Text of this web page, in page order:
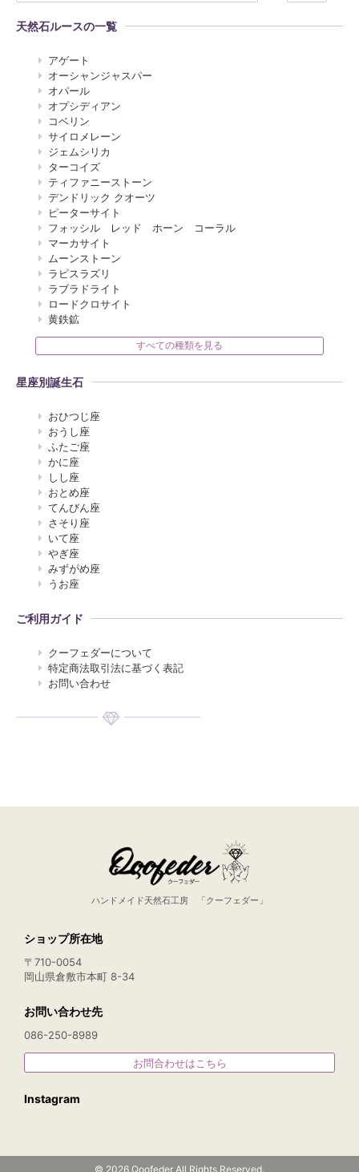
天然石ルースの一覧
アゲート
オーシャンジャスパー
オパール
オプシディアン
コベリン
サイロメレーン
ジェムシリカ
ターコイズ
ティファニーストーン
デンドリック クオーツ
ピーターサイト
フォッシル レッド ホーン コーラル
マーカサイト
ムーンストーン
ラピスラズリ
ラブラドライト
ロードクロサイト
黄鉄鉱
すべての種類を見る
星座別誕生石
おひつじ座
おうし座
ふたご座
かに座
しし座
おとめ座
てんびん座
さそり座
いて座
やぎ座
みずがめ座
うお座
ご利用ガイド
クーフェダーについて
特定商法取引法に基づく表記
お問い合わせ
ハンドメイド天然石工房 「クーフェダー」
ショップ所在地
〒710-0054
岡山県倉敷市本町 8-34
お問い合わせ先
086-250-8989
お問合わせはこちら
Instagram
© 2026 Qoofeder All Rights Reserved.